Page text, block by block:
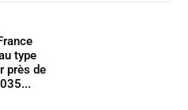
type
près de